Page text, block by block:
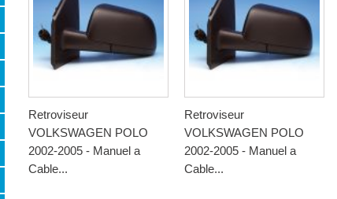
Retroviseur
VOLKSWAGEN POLO
2002-2005 - Manuel a
Cable...
Retroviseur
VOLKSWAGEN POLO
2002-2005 - Manuel a
Cable...